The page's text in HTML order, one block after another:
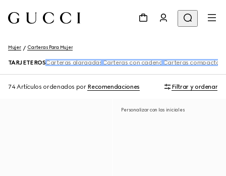
Mujer Carteras Para Mujer
TARJETEROS Carteras alargadas Carteras con cadena Carteras compactas
74 Artículos ordenados por Recomendaciones Filtrar y ordenar
Personalizar con las iniciales